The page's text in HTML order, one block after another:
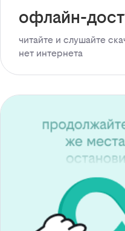
офлайн-
читайте и слушайте
нет интернета